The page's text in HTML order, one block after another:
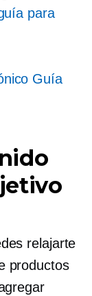
para
Guía
relajarte
productos